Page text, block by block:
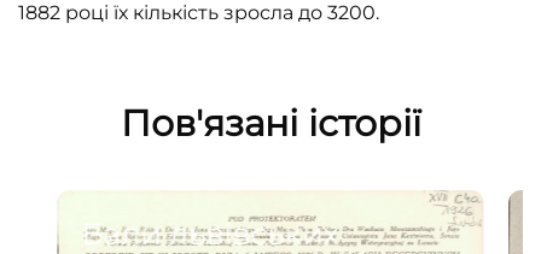
1882 році їх кількість зросла до 3200.
Пов'язані історії
Бали львівських